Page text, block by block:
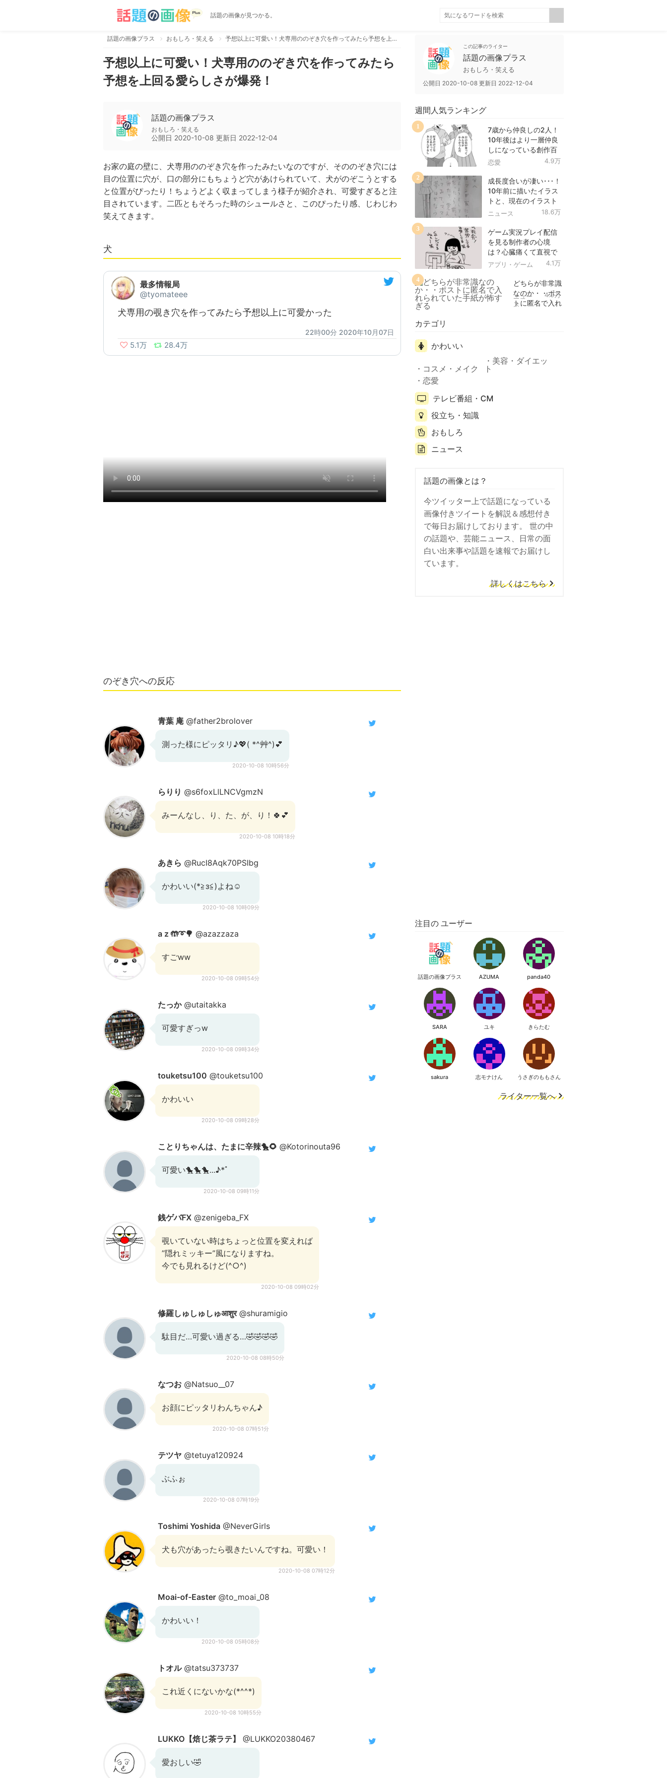
話題の画像が見つかる。
話題の画像プラス おもしろ・笑える 予想以上に可愛い！犬専用ののぞき穴を作ってみたら予想を上回る愛らしさが爆発！
予想以上に可愛い！犬専用ののぞき穴を作ってみたら
予想を上回る愛らしさが爆発！
話題の画像プラス
おもしろ・笑える
公開日 2020-10-08 更新日 2022-12-04
お家の庭の壁に、犬専用ののぞき穴を作ったみたいなのですが、そののぞき穴には
目の位置に穴が、口の部分にもちょうど穴があけられていて、犬がのぞこうとする
と位置がぴったり！ちょうどよく収まってしまう様子が紹介され、可愛すぎると注
目されています。二匹ともそろった時のシュールさと、このぴったり感、じわじわ
笑えてきます。
犬
最多情報局
@tyomateee
犬専用の覗き穴を作ってみたら予想以上に可愛かった
22時00分 2020年10月07日
5.1万 28.4万
のぞき穴への反応
青葉 庵 @father2brolover
測った様にピッタリ♪︎💖( *^艸^)︎💕︎
2020-10-08 10時56分
らりり @s6foxLlLNCVgmzN
みーんなし、り、た、が、り！🍀💕
2020-10-08 10時18分
あきら @RucI8Aqk70PSIbg
かわいい(*≧з≦)よね☺️
2020-10-08 10時09分
a z 🤲➰🌳 @azazzaza
すごww
2020-10-08 09時54分
たっか@utaitakka
可愛すぎっw
2020-10-08 09時34分
touketsu100 @touketsu100
かわいい
2020-10-08 09時28分
ことりちゃんは、たまに辛辣🐤🌻 @Kotorinouta96
可愛い🐤🐤🐤...♪*ﾟ
2020-10-08 09時11分
銭ゲバFX @zenigeba_FX
覗いていない時はちょっと位置を変えれば
”隠れミッキー”風になりますね。
今でも見れるけど(^○^)
2020-10-08 09時02分
修羅しゅしゅしゅआशुर@shuramigio
駄目だ…可愛い過ぎる…🤣🤣🤣🤣
2020-10-08 08時50分
なつお @Natsuo__07
お顔にピッタリわんちゃん♪
2020-10-08 07時51分
テツヤ @tetuya120924
ぶふぉ
2020-10-08 07時19分
Toshimi Yoshida @NeverGirls
犬も穴があったら覗きたいんですね。可愛い！
2020-10-08 07時12分
Moai-of-Easter @to_moai_08
かわいい！
2020-10-08 05時08分
トオル@tatsu373737
これ近くにないかな(*^^*)
2020-10-08 10時55分
LUKKO【焙じ茶ラテ】 @LUKKO20380467
愛おしい🤣
この記事のライター
話題の画像プラス
おもしろ・笑える
公開日 2020-10-08 更新日 2022-12-04
週間人気ランキング
7歳から仲良しの2人！
10年後はより一層仲良
しになっている創作百
合！
恋愛 4.9万
1
成長度合いが凄い･･･！
10年前に描いたイラス
トと、現在のイラスト
を投稿したツイートが
ニュース 18.6万
2
ゲーム実況プレイ配信
を見る制作者の心境
は？心臓痛くて直視で
きなかった！
アプリ・ゲーム 4.1万
3
どちらが非常識
なのか・・ポス
トに匿名で入れ
ニュー
ス
4.9万
4
カテゴリ
かわいい
コスメ・メイク
美容・ダイエッ
ト
恋愛
テレビ番組・CM
役立ち・知識
おもしろ
ニュース
話題の画像とは？
今ツイッター上で話題になっている
画像付きツイートを解説＆感想付き
で毎日お届けしております。 世の中
の話題や、芸能ニュース、日常の面
白い出来事や話題を速報でお届けし
ています。
詳しくはこちら
注目の ユーザー
話題の画像プラス AZUMA panda40
SARA ユキ きらたむ
sakura 志モナけん うさぎのももさん
ライター一覧へ